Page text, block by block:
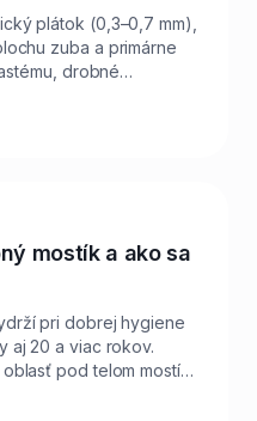
plátok (0,3–0,7 mm),
zuba a primárne
drobné
aj funkciu zubov, ktoré
Dental v Leviciach
odporúčame čo
tam, kde stačia,
Materiálovo sú
mostík a ako sa
pri dobrej hygiene
aj 20 a viac rokov.
pod telom mostíka